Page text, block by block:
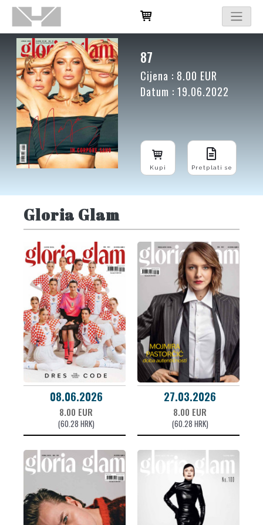
87
Cijena : 8.00 EUR
Datum : 19.06.2022
Kupi Pretplati se
Gloria Glam
08.06.2026
8.00 EUR
(60.28 HRK)
27.03.2026
8.00 EUR
(60.28 HRK)